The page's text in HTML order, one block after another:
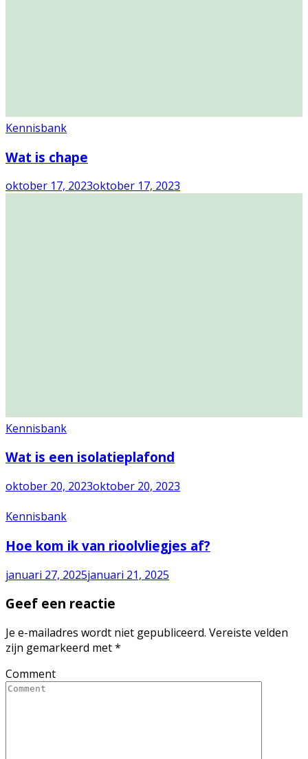
Kennisbank
Wat is chape
oktober 17, 2023oktober 17, 2023
Kennisbank
Wat is een isolatieplafond
oktober 20, 2023oktober 20, 2023
Kennisbank
Hoe kom ik van rioolvliegjes af?
januari 27, 2025januari 21, 2025
Geef een reactie
Je e-mailadres wordt niet gepubliceerd. Vereiste velden
zijn gemarkeerd met*
Comment